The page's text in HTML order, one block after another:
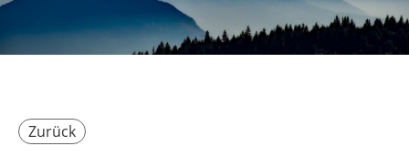
Zurück